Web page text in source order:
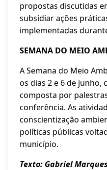
propostas discutidas
subsidiar ações
implementadas
SEMANA DO MEIO
A Semana do Meio
os dias 2 e 6 de junho,
composta por
conferência. As
conscientização
políticas públicas
município.
Texto: Gabriel